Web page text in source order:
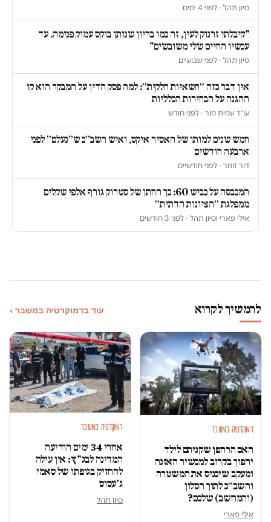
סיון תהל · לפני 4 ימים
"קיבלתי זרנוק לעין, זה כמו בריון שנותן בוקס עמוק פנימה. עד
עכשיו החיים שלי משובשים"
סיון תהל · לפני שבועיים
אין דבר כזה ״חשאיות חלקית״: למה פסק הדין על המבקר הוא קו
ההגנה על הבחירות הכלליות
עו״ד עמית מור · לפני חודש
חמש שנים למותו של האסיר איקס, ואיש השב״כ ש״נעלם״ לפני
ארבעה חודשים
דור זומר · לפני חודשיים
המכבסה על כביש 60: כך החתן של סטרוק גורף אלפי שקלים
ממפלגת ״הציונות הדתית״
אילי פארי וסיון תהל · לפני 3 חודשים
להמשיך לקרוא עוד בדמוקרטיה במשבר ›
דמוקרטיה במשבר
האם הרחפן שקניתם לילד
יהפוך בקרוב למכשיר האזנה
ומעקב שיכניס את המשטרה
והשב״כ לתוך הסלון
(והמחשב) שלכם?
אילי פארי
דמוקרטיה במשבר
אחרי 34 ימים הודיעה
המדינה לבג"ץ: אין עילה
להחזיק בגופתו של סאמי
ג'עסוס
סיון תהל